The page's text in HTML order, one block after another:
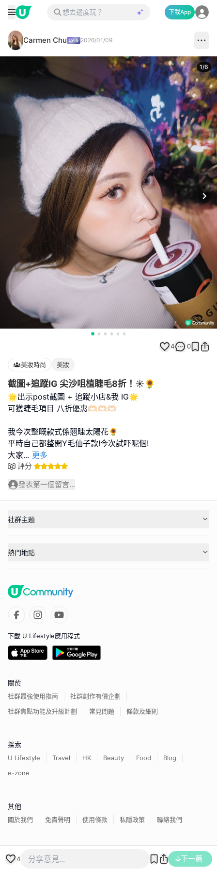
下載App
Carmen Chu 2026/01/09
1/6
4 0
美妝時尚 美妝
截圖+追蹤IG 尖沙咀植睫毛8折！☀️🌻
🌟出示post截圖 + 追蹤小店&我 IG🌟
可獲睫毛項目 八折優惠🫶🏻🫶🏻🫶🏻
我今次整嘅款式係翹睫太陽花🌻
平時自己都整開Y毛仙子款!今次試吓呢個!
大家... 更多
評分
發表第一個留言...
4 下一篇
社群主題
熱門地點
下載 U Lifestyle應用程式
關於
社群最強使用指南
社群創作有價企劃
社群焦點功能及升級計劃
常見問題 條款及細則
探索
U Lifestyle Travel HK Beauty Food
Blog
e-zone
其他
關於我們 免責聲明 使用條款 私隱政策 聯絡我們
香港經濟日報版權所有©